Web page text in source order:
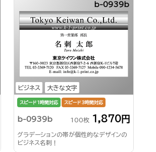
ビジネス 大きな文字
b-0939b
スピード1時間対応 スピード3時間対応
b-0939b 100枚 1,870円
グラデーションの帯が個性的なデザインの
ビジネス名刺！